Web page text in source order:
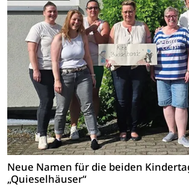
Neue Namen für die beiden
„Quieselhäuser“